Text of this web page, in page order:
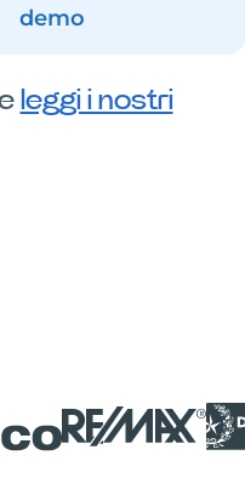
demo
leggi i nostri